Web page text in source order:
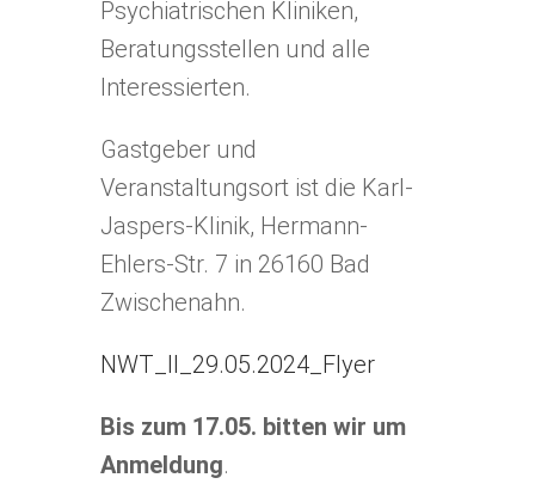
Psychiatrischen Kliniken,
Beratungsstellen und alle
Interessierten.
Gastgeber und
Veranstaltungsort ist die Karl-
Jaspers-Klinik, Hermann-
Ehlers-Str. 7 in 26160 Bad
Zwischenahn.
NWT_II_29.05.2024_Flyer
Bis zum 17.05. bitten wir um
Anmeldung.